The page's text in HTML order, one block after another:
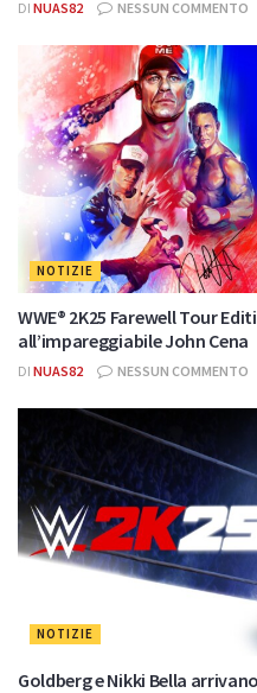
DI NUAS82 NESSUN COMMENTO
NOTIZIE
WWE® 2K25 Farewell Tour
all’impareggiabile John Cena
DI NUAS82 NESSUN COMMENTO
NOTIZIE
Goldberg e Nikki Bella arrivano